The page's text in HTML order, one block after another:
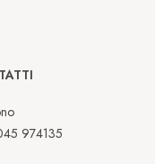
974135